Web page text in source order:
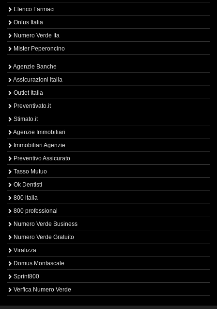
Elenco Farmaci
Onlus Italia
Numero Verde Ita
Mister Peperoncino
Agenzie Banche
Assicurazioni Italia
Outlet Italia
Preventivato.it
Stimato.it
Agenzie Immobiliari
Immobiliari Agenzie
Preventivo Assicurato
Tasso Mutuo
Ok Dentisti
800 italia
800 professional
Numero Verde Business
Numero Verde Gratuito
Viralizza
Domus Montascale
Sprint800
Verfica Numero Verde